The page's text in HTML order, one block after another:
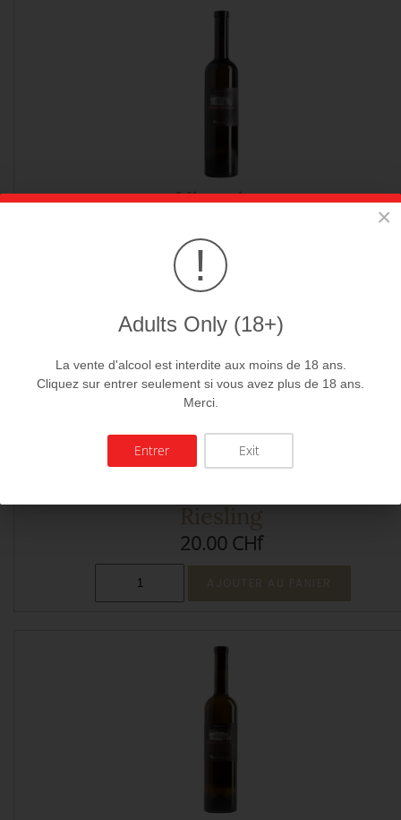
Viognier
Riesling
20.00 CHf
×
!
Adults Only (18+)
La vente d'alcool est interdite aux moins de 18 ans.
Cliquez sur entrer seulement si vous avez plus de 18 ans.
Merci.
Entrer Exit